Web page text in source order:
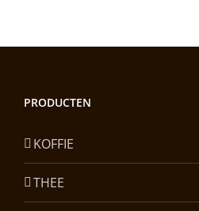
PRODUCTEN
KOFFIE
THEE